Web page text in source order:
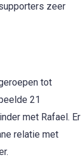
zeer
tot
21
met Rafael. Er
relatie met